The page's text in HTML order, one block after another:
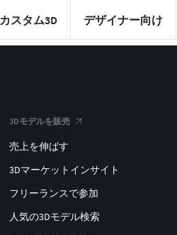
カスタム3D デザイナー向け
3Dモデルを販売
売上を伸ばす
3Dマーケットインサイト
フリーランスで参加
人気の3Dモデル検索